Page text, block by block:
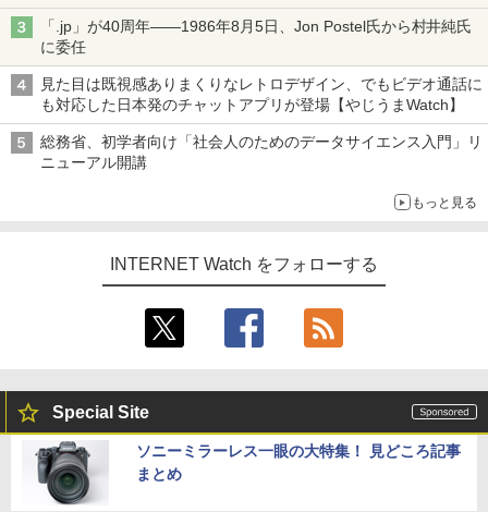
ル TIVIP」
「.jp」が40周年――1986年8月5日、Jon Postel氏から村井純氏
に委任
見た目は既視感ありまくりなレトロデザイン、でもビデオ通話に
も対応した日本発のチャットアプリが登場【やじうまWatch】
総務省、初学者向け「社会人のためのデータサイエンス入門」リ
ニューアル開講
もっと見る
INTERNET Watch をフォローする
Special Site
ソニーミラーレス一眼の大特集！ 見どころ記事
まとめ